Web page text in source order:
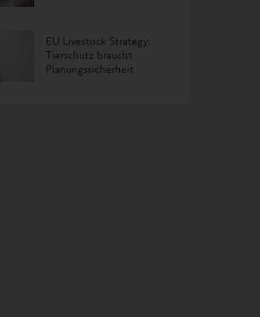
EU Livestock Strategy:
Tierschutz braucht
Planungssicherheit